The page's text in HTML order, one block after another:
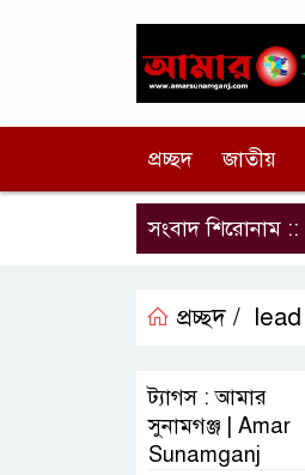
প্রচ্ছদ জাতীয়
সংবাদ শিরোনাম ::
প্রচ্ছদ / lead
ট্যাগস : আমার
সুনামগঞ্জ | Amar
Sunamganj